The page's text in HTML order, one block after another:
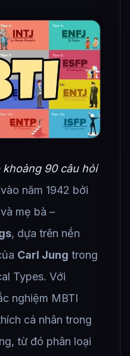
khoảng 90 câu hỏi
năm 1942 bởi
và mẹ bà –
, dựa trên nền
Carl Jung trong
Types. Với
nghiệm MBTI
cá nhân trong
từ đó phân loại